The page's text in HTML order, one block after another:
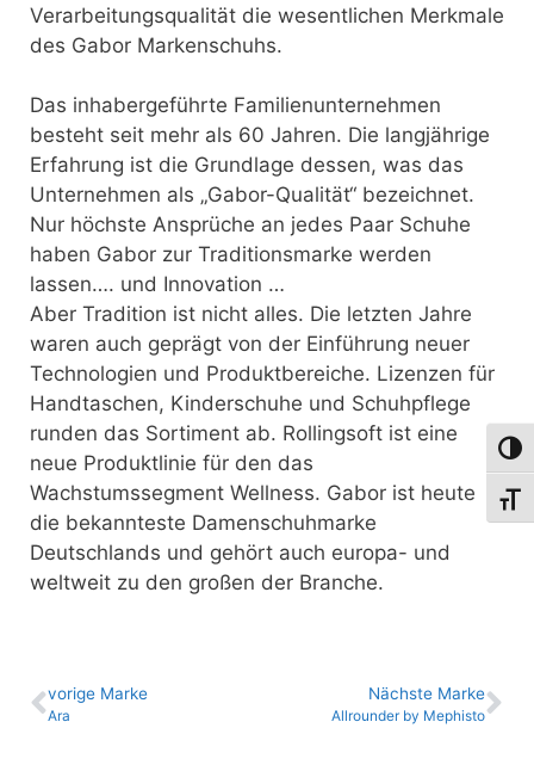
Verarbeitungsqualität die wesentlichen Merkmale
des Gabor Markenschuhs.
Das inhabergeführte Familienunternehmen
besteht seit mehr als 60 Jahren. Die langjährige
Erfahrung ist die Grundlage dessen, was das
Unternehmen als „Gabor-Qualität“ bezeichnet.
Nur höchste Ansprüche an jedes Paar Schuhe
haben Gabor zur Traditionsmarke werden
lassen…. und Innovation …
Aber Tradition ist nicht alles. Die letzten Jahre
waren auch geprägt von der Einführung neuer
Technologien und Produktbereiche. Lizenzen für
Handtaschen, Kinderschuhe und Schuhpflege
runden das Sortiment ab. Rollingsoft ist eine
neue Produktlinie für den das
Wachstumssegment Wellness. Gabor ist heute
die bekannteste Damenschuhmarke
Deutschlands und gehört auch europa- und
weltweit zu den großen der Branche.
vo­ri­ge Marke
Ara
Nächste Marke
Allrounder by Mephisto